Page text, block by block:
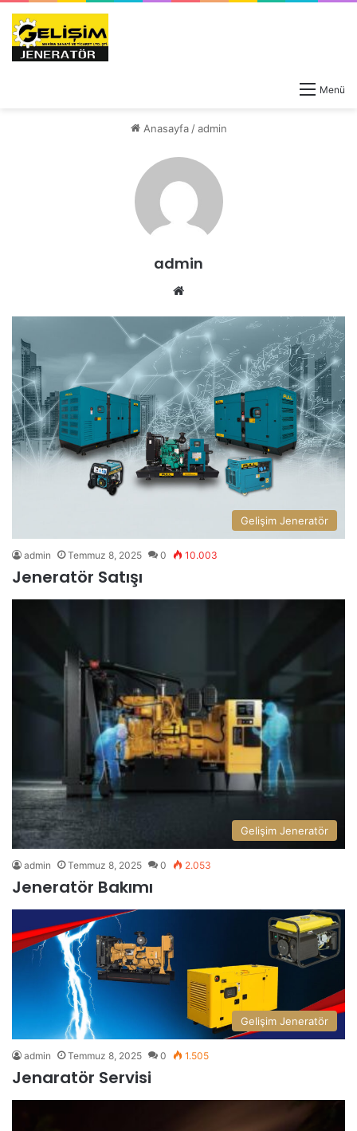
Menü
Anasayfa / admin
admin
Gelişim Jeneratör
admin Temmuz 8, 2025 0 10.003
Jeneratör Satışı
Gelişim Jeneratör
admin Temmuz 8, 2025 0 2.053
Jeneratör Bakımı
Gelişim Jeneratör
admin Temmuz 8, 2025 0 1.505
Jenaratör Servisi